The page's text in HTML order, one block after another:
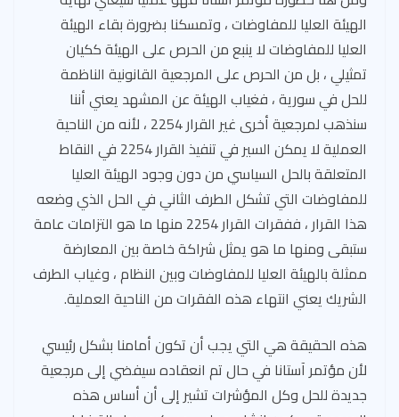
الهيئة العليا للمفاوضات ، وتمسكنا بضرورة بقاء الهيئة
العليا للمفاوضات لا ينبع من الحرص على الهيئة ككيان
تمثيلي ، بل من الحرص على المرجعية القانونية الناظمة
للحل في سورية ، فغياب الهيئة عن المشهد يعني أننا
سنذهب لمرجعية أخرى غير القرار 2254 ، لأنه من الناحية
العملية لا يمكن السير في تنفيذ القرار 2254 في النقاط
المتعلقة بالحل السياسي من دون وجود الهيئة العليا
للمفاوضات التي تشكل الطرف الثاني في الحل الذي وضعه
هذا القرار ، ففقرات القرار 2254 منها ما هو التزامات عامة
ستبقى ومنها ما هو يمثل شراكة خاصة بين المعارضة
ممثلة بالهيئة العليا للمفاوضات وبين النظام ، وغياب الطرف
الشريك يعني انتهاء هذه الفقرات من الناحية العملية.
هذه الحقيقة هي التي يجب أن تكون أمامنا بشكل رئيسي
لأن مؤتمر آستانا في حال تم انعقاده سيفضي إلى مرجعية
جديدة للحل وكل المؤشرات تشير إلى أن أساس هذه